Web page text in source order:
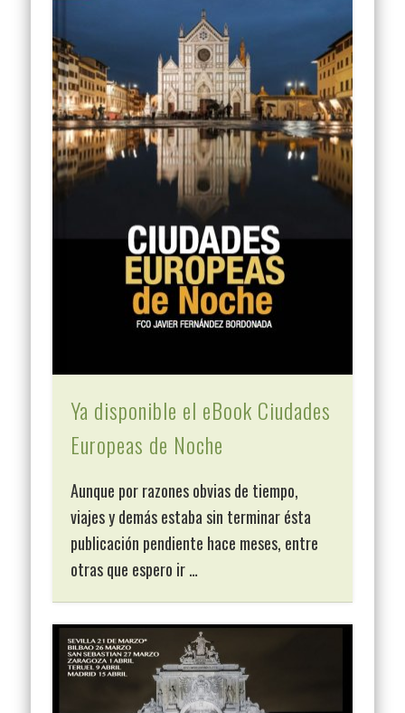
Ya disponible el eBook Ciudades
Europeas de Noche
Aunque por razones obvias de tiempo,
viajes y demás estaba sin terminar ésta
publicación pendiente hace meses, entre
otras que espero ir …